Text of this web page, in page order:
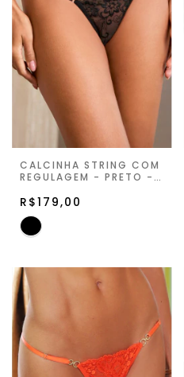
CALCINHA STRING COM
REGULAGEM - PRETO -
R$179,00